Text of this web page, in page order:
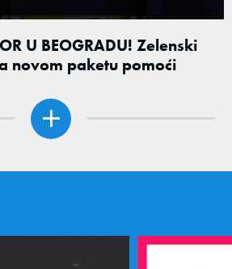
U BEOGRADU! Zelenski
novom paketu pomoći